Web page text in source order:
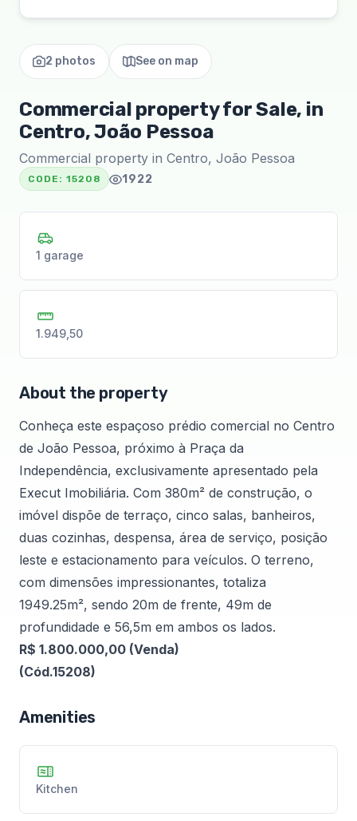
2 photos See on map
Commercial property for Sale, in
Centro, João Pessoa
Commercial property in Centro, João Pessoa
CODE: 15208 1922
1 garage
1.949,50
About the property
Conheça este espaçoso prédio comercial no Centro
de João Pessoa, próximo à Praça da
Independência, exclusivamente apresentado pela
Execut Imobiliária. Com 380m² de construção, o
imóvel dispõe de terraço, cinco salas, banheiros,
duas cozinhas, despensa, área de serviço, posição
leste e estacionamento para veículos. O terreno,
com dimensões impressionantes, totaliza
1949.25m², sendo 20m de frente, 49m de
profundidade e 56,5m em ambos os lados.
R$ 1.800.000,00 (Venda)
(Cód.15208)
Amenities
Kitchen